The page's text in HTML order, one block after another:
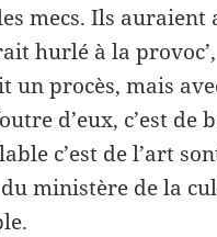
mecs. Ils auraient
hurlé à la
un procès, mais
d’eux, c’est de
c’est de l’art
ministère de la